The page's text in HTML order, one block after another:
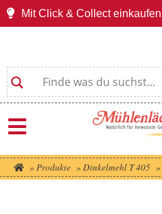
Mit Click & Collect einkaufen
» Produkte » Dinkelmehl T 405 »